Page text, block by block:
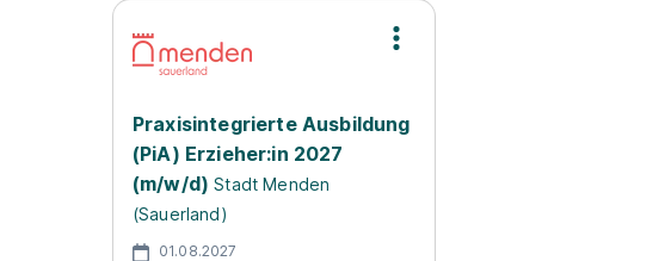
Praxisintegrierte Ausbildung
(PiA) Erzieher:in 2027
(m/w/d) Stadt Menden
(Sauerland)
01.08.2027